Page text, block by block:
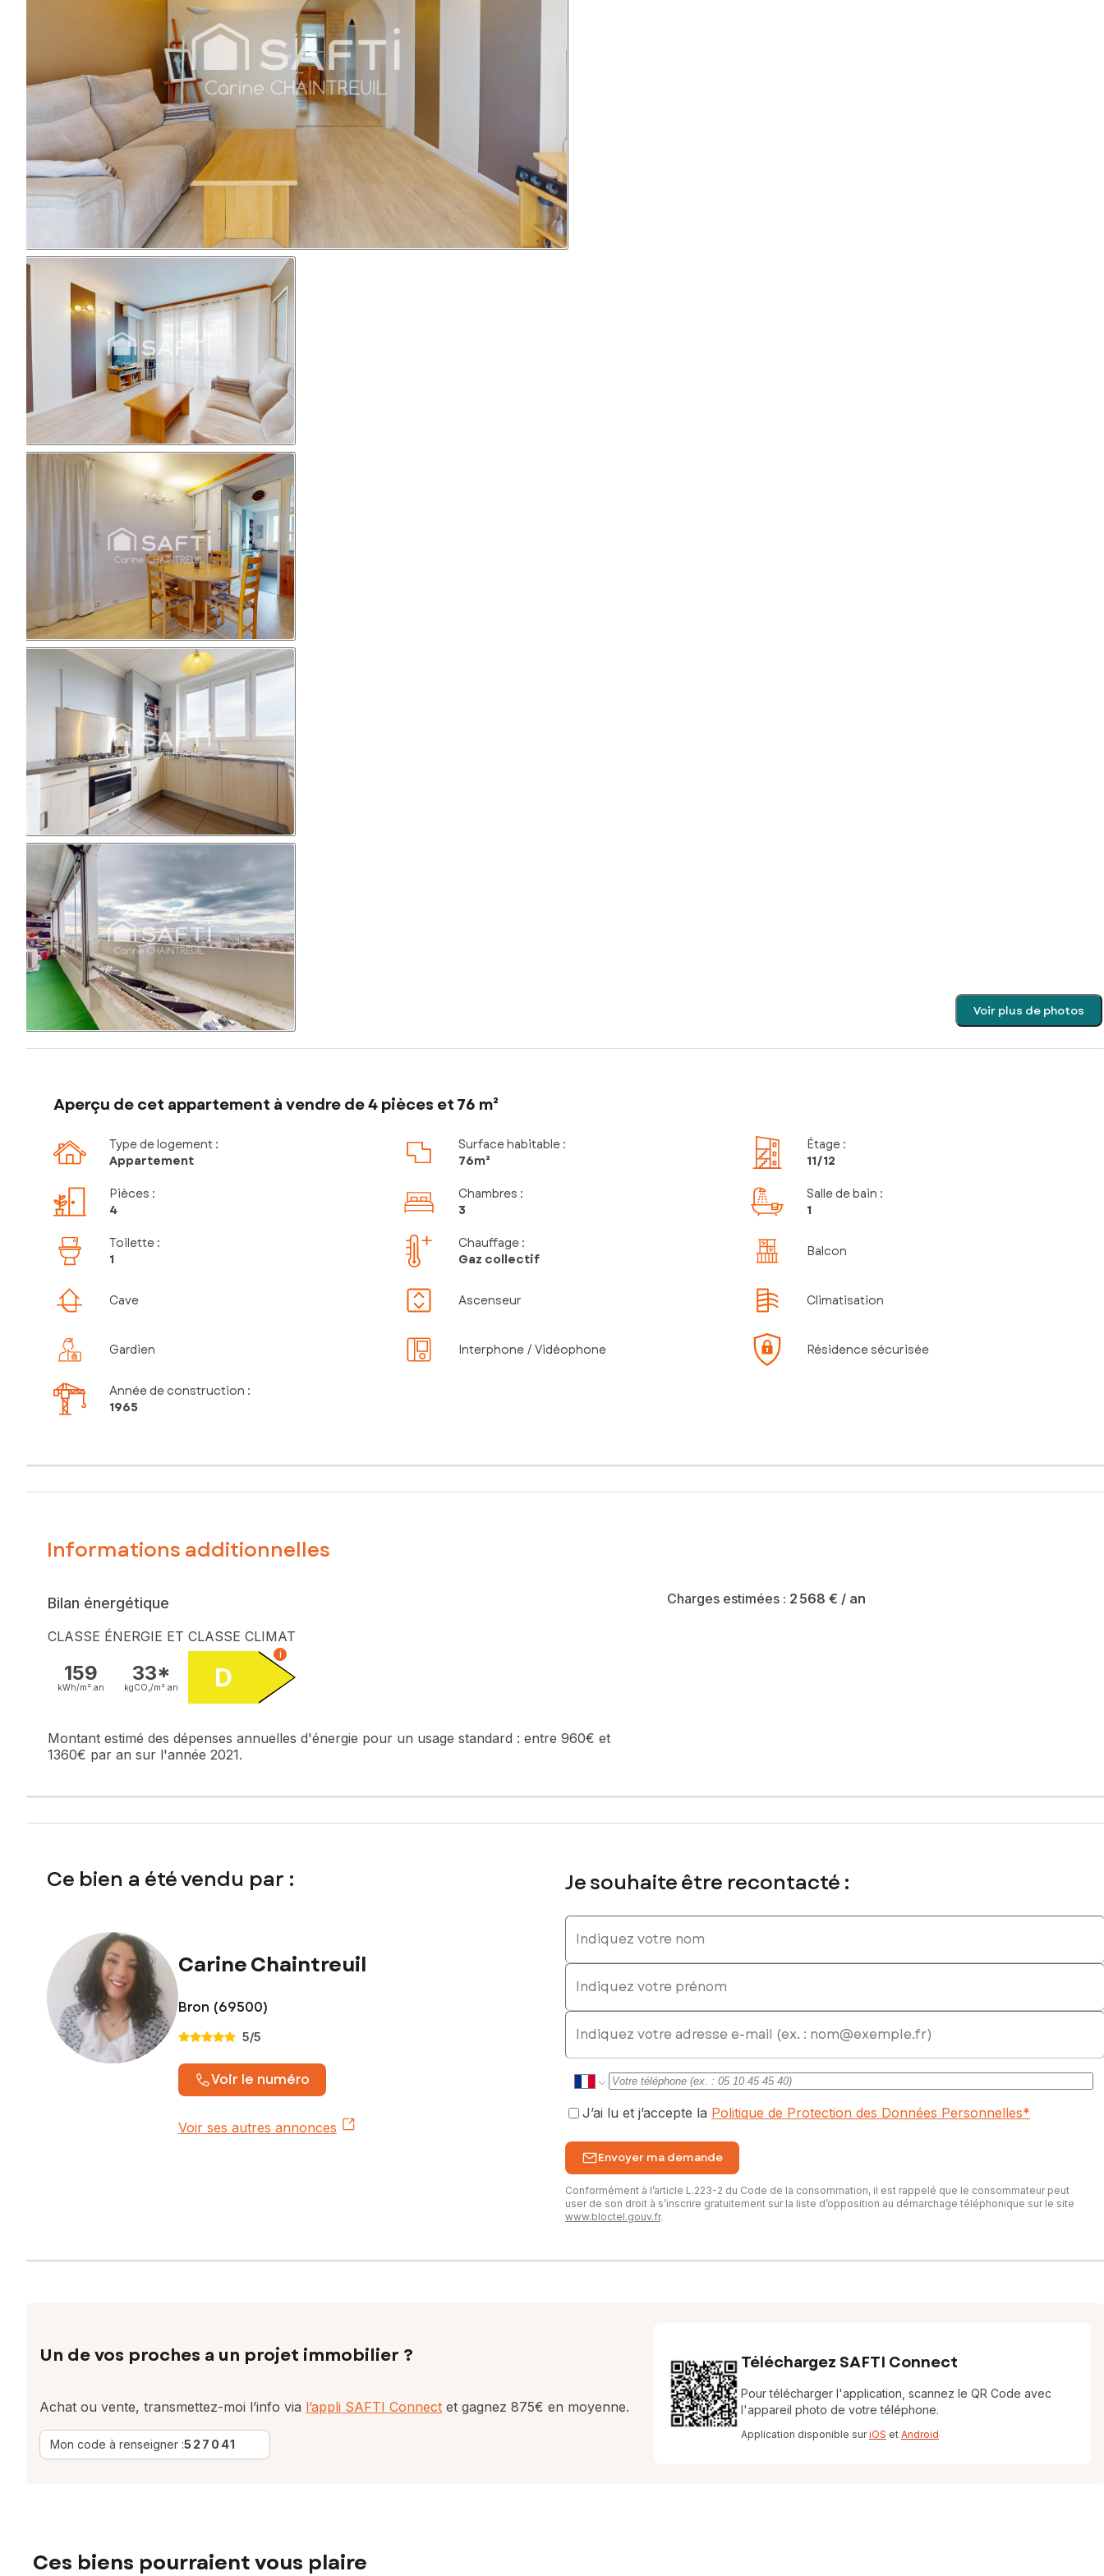
Voir plus de photos
Aperçu de cet appartement à vendre de 4 pièces et 76 m²
Type de logement :
Appartement
Surface habitable :
76m²
Étage :
11/12
Pièces :
4
Chambres :
3
Salle de bain :
1
Toilette :
1
Chauffage :
Gaz collectif
Balcon
Cave Ascenseur Climatisation
Gardien Interphone / Vidéophone Résidence sécurisée
Année de construction :
1965
Informations additionnelles
Bilan énergétique
CLASSE ÉNERGIE ET CLASSE CLIMAT
159
kWh/m². an
33*
kgCO₂/m². an D
i
Montant estimé des dépenses annuelles d'énergie pour un usage standard : entre 960€ et
1360€ par an sur l'année 2021.
Charges estimées : 2 568 € / an
Ce bien a été vendu par :
Carine Chaintreuil
Bron (69500)
5/5
Voir le numéro
Voir ses autres annonces
Je souhaite être recontacté :
Indiquez votre nom
Indiquez votre prénom
E-mail
J’ai lu et j’accepte la Politique de Protection des Données Personnelles*
Envoyer ma demande
Conformément à l’article L.223-2 du Code de la consommation, il est rappelé que le consommateur peut
user de son droit à s’inscrire gratuitement sur la liste d’opposition au démarchage téléphonique sur le site
www.bloctel.gouv.fr.
Un de vos proches a un projet immobilier ?
Achat ou vente, transmettez-moi l’info via l’appli SAFTI Connect et gagnez 875€ en moyenne.
Mon code à renseigner :527041
Téléchargez SAFTI Connect
Pour télécharger l'application, scannez le QR Code avec
l'appareil photo de votre téléphone.
Application disponible suriOS et Android
Ces biens pourraient vous plaire